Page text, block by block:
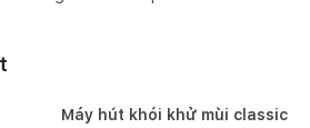
Máy hút khói khử mùi classic